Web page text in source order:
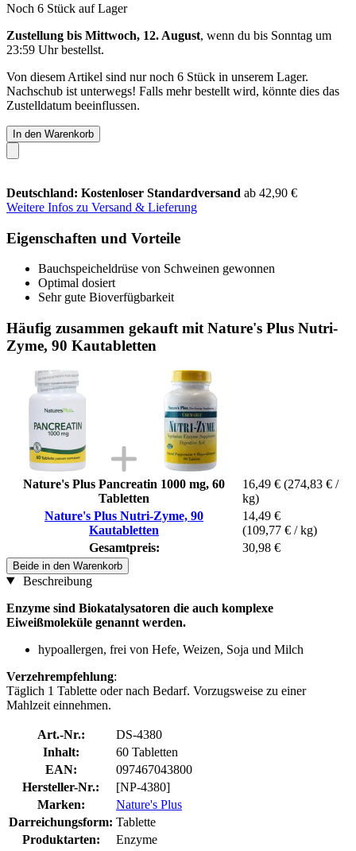
Noch 6 Stück auf Lager
Zustellung bis Mittwoch, 12. August, wenn du bis Sonntag um
23:59 Uhrbestellst.
Von diesem Artikel sind nur noch 6 Stück in unserem Lager.
Nachschub ist unterwegs! Falls mehr bestellt wird, könnte dies das
Zustelldatum beeinflussen.
In den Warenkorb
Deutschland: Kostenloser Standardversand ab 42,90 €
Weitere Infos zu Versand & Lieferung
Eigenschaften und Vorteile
Bauchspeicheldrüse von Schweinen gewonnen
Optimal dosiert
Sehr gute Bioverfügbarkeit
Häufig zusammen gekauft mit Nature's Plus Nutri-
Zyme, 90 Kautabletten
Nature's Plus Pancreatin 1000 mg, 60
Tabletten
16,49 € (274,83 € /
kg)
Nature's Plus Nutri-Zyme, 90
Kautabletten
14,49 €
(109,77 € / kg)
Gesamtpreis:
30,98 €
Beide in den Warenkorb
Beschreibung
Enzyme sind Biokatalysatoren die auch komplexe
Eiweißmoleküle genannt werden.
hypoallergen, frei von Hefe, Weizen, Soja und Milch
Verzehrempfehlung:
Täglich 1 Tablette oder nach Bedarf. Vorzugsweise zu einer
Mahlzeit einnehmen.
Art.-Nr.:
DS-4380
Inhalt:
60 Tabletten
EAN:
097467043800
Hersteller-Nr.:
[NP-4380]
Marken:
Nature's Plus
Darreichungsform: Tablette
Produktarten:
Enzyme